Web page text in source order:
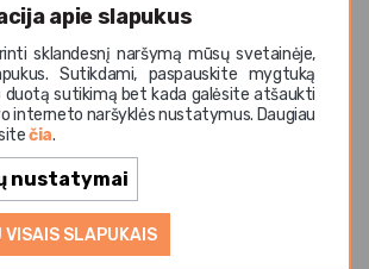
apie slapukus
sklandesnį naršymą mūsų svetainėje,
Sutikdami, paspauskite mygtuką
duotą sutikimą bet kada galėsite atšaukti
interneto naršyklės nustatymus. Daugiau
čia.
nustatymai
VISAIS SLAPUKAIS
kokybės porceliano, dubuo yra
plauti indaplovėje ir saugus sąlyčiui
ir estetiškas pasirinkimas
bei profesionaliam serviravimui